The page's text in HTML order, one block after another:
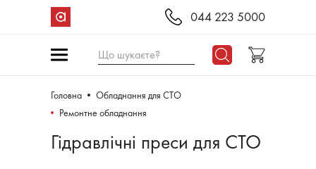
044 223 5000
Що шукаєте?
Головна
Обладнання для СТО
Ремонтне обладнання
Гідравлічні преси для СТО